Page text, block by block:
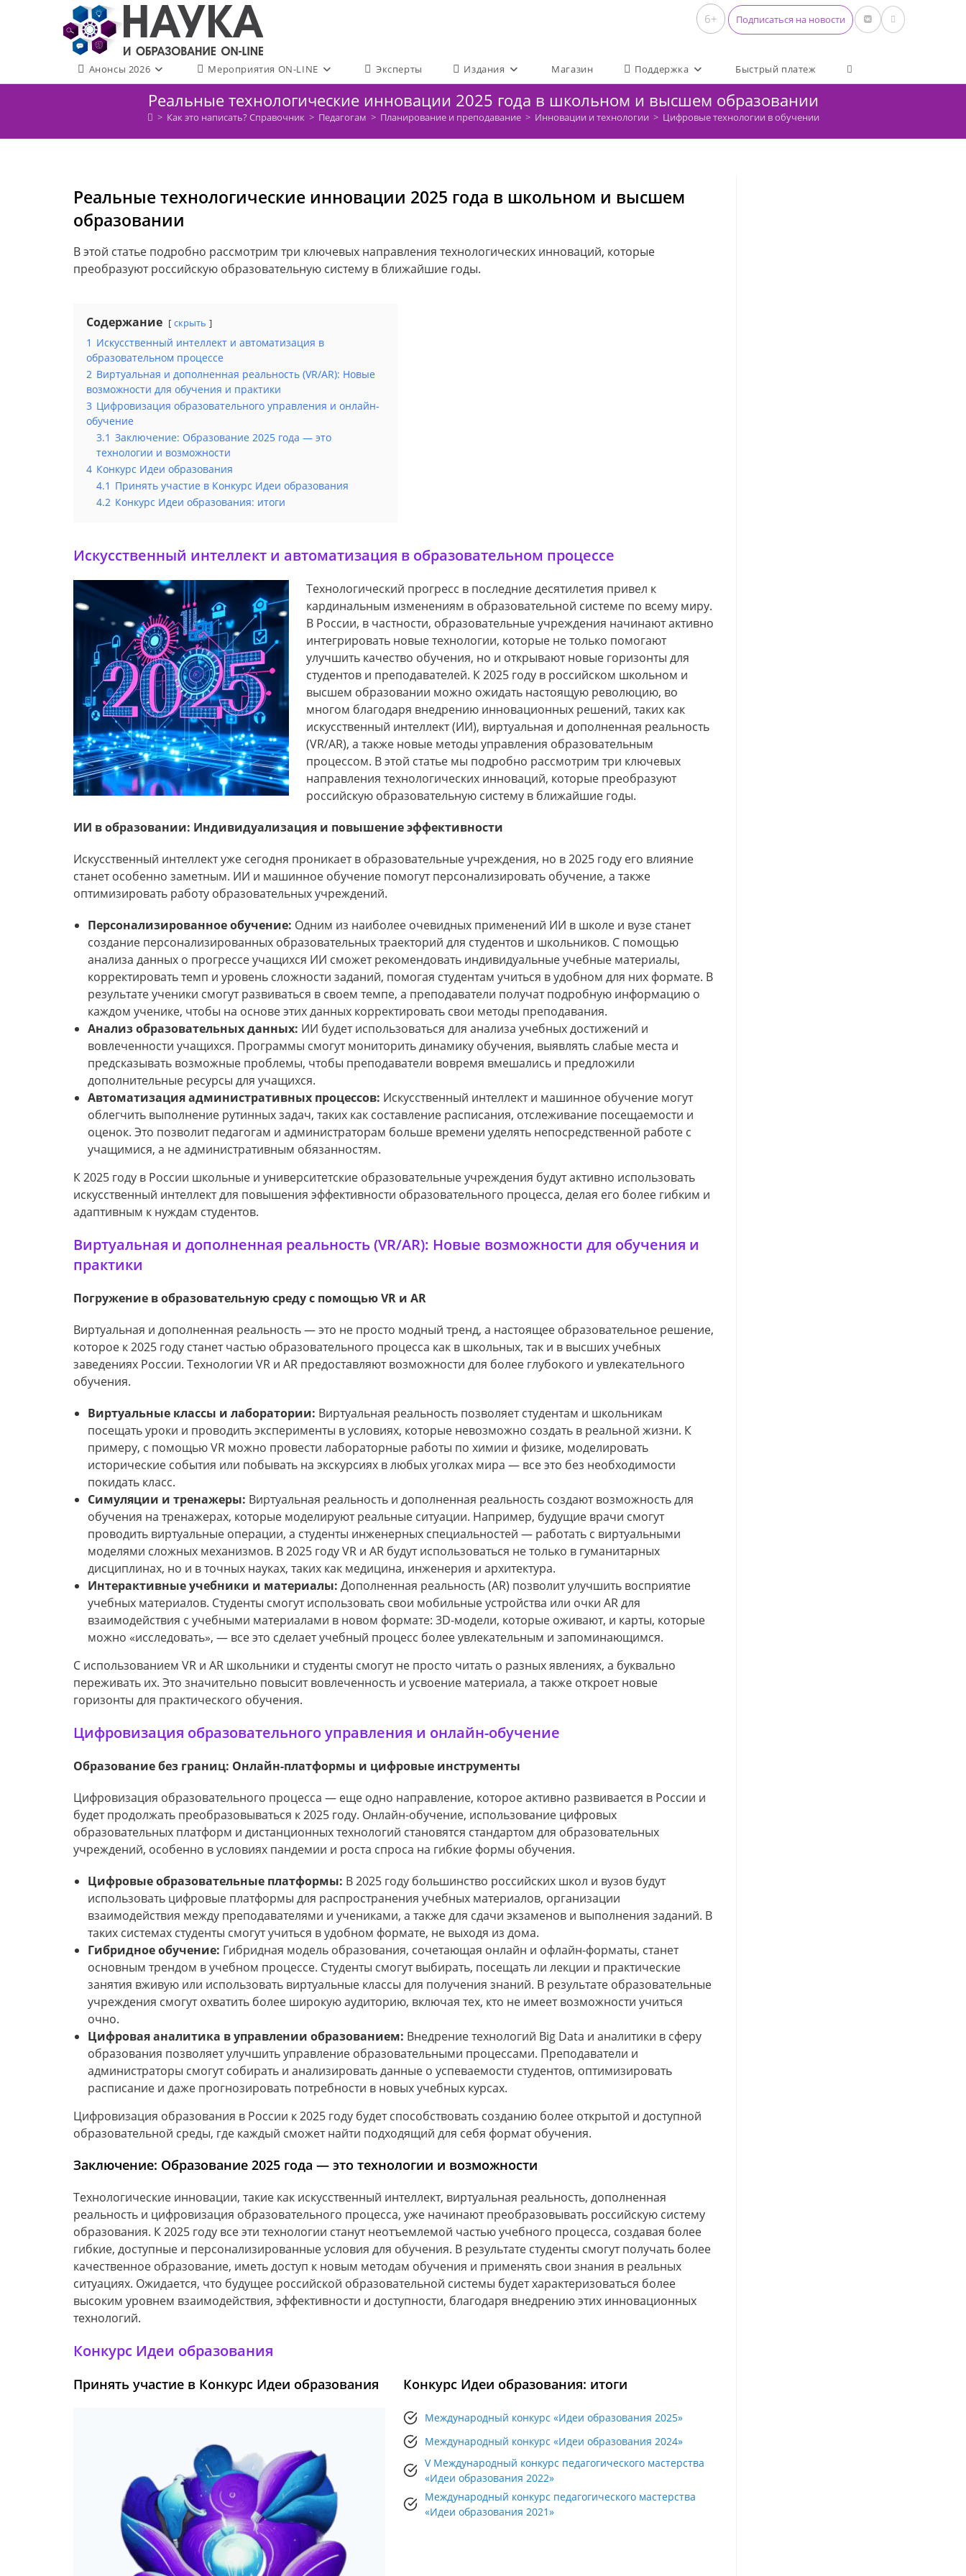
содержимому
6+ Подписаться на новости
Анонсы 2026 Мероприятия ON-LINE Эксперты Издания Магазин Поддержка Быстрый платеж Переключить поиск по
Реальные технологические инновации 2025 года в школьном и высшем образовании
> Как это написать? Справочник > Педагогам > Планирование и преподавание > Инновации и технологии > Цифровые технологии в обучении
Реальные технологические инновации 2025 года в школьном и высшем
образовании
В этой статье подробно рассмотрим три ключевых направления технологических инноваций, которые
преобразуют российскую образовательную систему в ближайшие годы.
Содержание скрыть
1 Искусственный интеллект и автоматизация в
образовательном процессе
2 Виртуальная и дополненная реальность (VR/AR): Новые
возможности для обучения и практики
3 Цифровизация образовательного управления и онлайн-
обучение
3.1 Заключение: Образование 2025 года — это
технологии и возможности
4 Конкурс Идеи образования
4.1 Принять участие в Конкурс Идеи образования
4.2 Конкурс Идеи образования: итоги
Искусственный интеллект и автоматизация в образовательном процессе
Технологический прогресс в последние десятилетия привел к
кардинальным изменениям в образовательной системе по всему миру.
В России, в частности, образовательные учреждения начинают активно
интегрировать новые технологии, которые не только помогают
улучшить качество обучения, но и открывают новые горизонты для
студентов и преподавателей. К 2025 году в российском школьном и
высшем образовании можно ожидать настоящую революцию, во
многом благодаря внедрению инновационных решений, таких как
искусственный интеллект (ИИ), виртуальная и дополненная реальность
(VR/AR), а также новые методы управления образовательным
процессом. В этой статье мы подробно рассмотрим три ключевых
направления технологических инноваций, которые преобразуют
российскую образовательную систему в ближайшие годы.
ИИ в образовании: Индивидуализация и повышение эффективности
Искусственный интеллект уже сегодня проникает в образовательные учреждения, но в 2025 году его влияние
станет особенно заметным. ИИ и машинное обучение помогут персонализировать обучение, а также
оптимизировать работу образовательных учреждений.
Персонализированное обучение: Одним из наиболее очевидных применений ИИ в школе и вузе станет
создание персонализированных образовательных траекторий для студентов и школьников. С помощью
анализа данных о прогрессе учащихся ИИ сможет рекомендовать индивидуальные учебные материалы,
корректировать темп и уровень сложности заданий, помогая студентам учиться в удобном для них формате. В
результате ученики смогут развиваться в своем темпе, а преподаватели получат подробную информацию о
каждом ученике, чтобы на основе этих данных корректировать свои методы преподавания.
Анализ образовательных данных: ИИ будет использоваться для анализа учебных достижений и
вовлеченности учащихся. Программы смогут мониторить динамику обучения, выявлять слабые места и
предсказывать возможные проблемы, чтобы преподаватели вовремя вмешались и предложили
дополнительные ресурсы для учащихся.
Автоматизация административных процессов: Искусственный интеллект и машинное обучение могут
облегчить выполнение рутинных задач, таких как составление расписания, отслеживание посещаемости и
оценок. Это позволит педагогам и администраторам больше времени уделять непосредственной работе с
учащимися, а не административным обязанностям.
К 2025 году в России школьные и университетские образовательные учреждения будут активно использовать
искусственный интеллект для повышения эффективности образовательного процесса, делая его более гибким и
адаптивным к нуждам студентов.
Виртуальная и дополненная реальность (VR/AR): Новые возможности для обучения и
практики
Погружение в образовательную среду с помощью VR и AR
Виртуальная и дополненная реальность — это не просто модный тренд, а настоящее образовательное решение,
которое к 2025 году станет частью образовательного процесса как в школьных, так и в высших учебных
заведениях России. Технологии VR и AR предоставляют возможности для более глубокого и увлекательного
обучения.
Виртуальные классы и лаборатории: Виртуальная реальность позволяет студентам и школьникам
посещать уроки и проводить эксперименты в условиях, которые невозможно создать в реальной жизни. К
примеру, с помощью VR можно провести лабораторные работы по химии и физике, моделировать
исторические события или побывать на экскурсиях в любых уголках мира — все это без необходимости
покидать класс.
Симуляции и тренажеры: Виртуальная реальность и дополненная реальность создают возможность для
обучения на тренажерах, которые моделируют реальные ситуации. Например, будущие врачи смогут
проводить виртуальные операции, а студенты инженерных специальностей — работать с виртуальными
моделями сложных механизмов. В 2025 году VR и AR будут использоваться не только в гуманитарных
дисциплинах, но и в точных науках, таких как медицина, инженерия и архитектура.
Интерактивные учебники и материалы: Дополненная реальность (AR) позволит улучшить восприятие
учебных материалов. Студенты смогут использовать свои мобильные устройства или очки AR для
взаимодействия с учебными материалами в новом формате: 3D-модели, которые оживают, и карты, которые
можно «исследовать», — все это сделает учебный процесс более увлекательным и запоминающимся.
С использованием VR и AR школьники и студенты смогут не просто читать о разных явлениях, а буквально
переживать их. Это значительно повысит вовлеченность и усвоение материала, а также откроет новые
горизонты для практического обучения.
Цифровизация образовательного управления и онлайн-обучение
Образование без границ: Онлайн-платформы и цифровые инструменты
Цифровизация образовательного процесса — еще одно направление, которое активно развивается в России и
будет продолжать преобразовываться к 2025 году. Онлайн-обучение, использование цифровых
образовательных платформ и дистанционных технологий становятся стандартом для образовательных
учреждений, особенно в условиях пандемии и роста спроса на гибкие формы обучения.
Цифровые образовательные платформы: В 2025 году большинство российских школ и вузов будут
использовать цифровые платформы для распространения учебных материалов, организации
взаимодействия между преподавателями и учениками, а также для сдачи экзаменов и выполнения заданий. В
таких системах студенты смогут учиться в удобном формате, не выходя из дома.
Гибридное обучение: Гибридная модель образования, сочетающая онлайн и офлайн-форматы, станет
основным трендом в учебном процессе. Студенты смогут выбирать, посещать ли лекции и практические
занятия вживую или использовать виртуальные классы для получения знаний. В результате образовательные
учреждения смогут охватить более широкую аудиторию, включая тех, кто не имеет возможности учиться
очно.
Цифровая аналитика в управлении образованием: Внедрение технологий Big Data и аналитики в сферу
образования позволяет улучшить управление образовательными процессами. Преподаватели и
администраторы смогут собирать и анализировать данные о успеваемости студентов, оптимизировать
расписание и даже прогнозировать потребности в новых учебных курсах.
Цифровизация образования в России к 2025 году будет способствовать созданию более открытой и доступной
образовательной среды, где каждый сможет найти подходящий для себя формат обучения.
Заключение: Образование 2025 года — это технологии и возможности
Технологические инновации, такие как искусственный интеллект, виртуальная реальность, дополненная
реальность и цифровизация образовательного процесса, уже начинают преобразовывать российскую систему
образования. К 2025 году все эти технологии станут неотъемлемой частью учебного процесса, создавая более
гибкие, доступные и персонализированные условия для обучения. В результате студенты смогут получать более
качественное образование, иметь доступ к новым методам обучения и применять свои знания в реальных
ситуациях. Ожидается, что будущее российской образовательной системы будет характеризоваться более
высоким уровнем взаимодействия, эффективности и доступности, благодаря внедрению этих инновационных
технологий.
Конкурс Идеи образования
Принять участие в Конкурс Идеи образования Конкурс Идеи образования: итоги
Международный конкурс «Идеи образования 2025»
Международный конкурс «Идеи образования 2024»
V Международный конкурс педагогического мастерства
«Идеи образования 2022»
Международный конкурс педагогического мастерства
«Идеи образования 2021»